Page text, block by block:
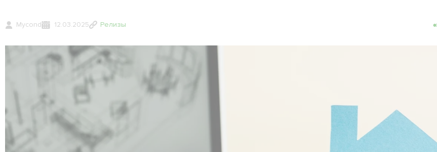
Mycond 12.03.2025 Релизы